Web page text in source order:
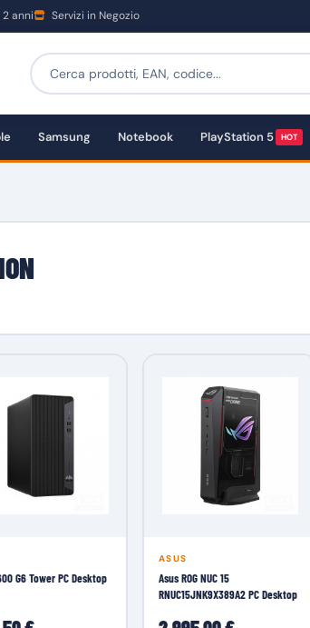
anni Servizi in Negozio
Samsung Notebook PlayStation 5 HOT
G6 Tower PC Desktop
ASUS
Asus ROG NUC 15
RNUC15JNK9X389A2 PC Desktop